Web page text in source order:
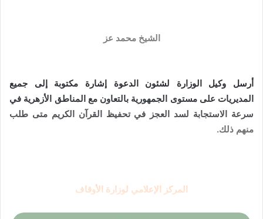
الشيخ محمد عز
أرسل وكيل الوزارة لشئون الدعوة إشارة مكتوبة إلى جميع
المديريات على مستوى الجمهورية بالتعاون مع المناطق الأزهرية في
سرعة الاستجابة لسد العجز في تحفيظ القرآن الكريم متى طلب
منهم ذلك.
المركز الإعلامي لوزارة الأوقاف